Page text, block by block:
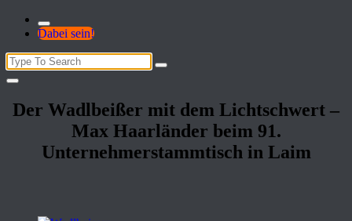
Dabei sein!
Search
for:
Der Wadlbeißer mit dem Lichtschwert –
Max Haarländer beim 91.
Unternehmerstammtisch in Laim